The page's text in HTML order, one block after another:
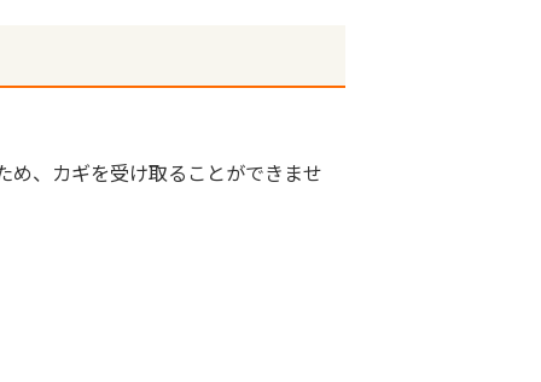
め、カギを受け取ることができませ